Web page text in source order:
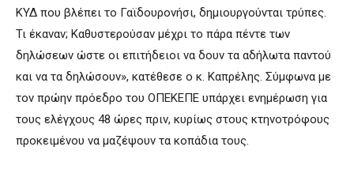
ΚΥΔ που βλέπει το Γαϊδουρονήσι, δημιουργούνται τρύπες.
Τι έκαναν; Καθυστερούσαν μέχρι το πάρα πέντε των
δηλώσεων ώστε οι επιτήδειοι να δουν τα αδήλωτα παντού
και να τα δηλώσουν», κατέθεσε ο κ. Καπρέλης. Σύμφωνα με
τον πρώην πρόεδρο του ΟΠΕΚΕΠΕ υπάρχει ενημέρωση για
τους ελέγχους 48 ώρες πριν, κυρίως στους κτηνοτρόφους
προκειμένου να μαζέψουν τα κοπάδια τους.